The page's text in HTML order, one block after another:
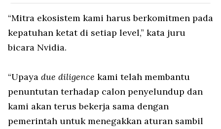
“Mitra ekosistem kami harus berkomitmen pada
kepatuhan ketat di setiap level,” kata juru
bicara Nvidia.
“Upaya due diligence kami telah membantu
penuntutan terhadap calon penyelundup dan
kami akan terus bekerja sama dengan
pemerintah untuk menegakkan aturan sambil